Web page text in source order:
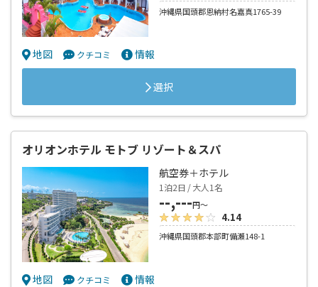
沖縄県国頭郡恩納村名嘉真1765-39
地図 クチコミ 情報
選択
オリオンホテル モトブ リゾート＆スパ
航空券＋ホテル
1泊2日 / 大人1名
--,---円～
4.14
沖縄県国頭郡本部町備瀬148-1
地図 クチコミ 情報